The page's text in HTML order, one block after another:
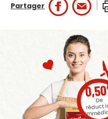
Partager
0,50
De